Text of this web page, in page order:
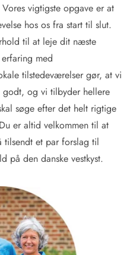
vigtigste opgave er at
hos os fra start til slut.
til at leje dit næste
med
tilstedeværelser gør, at vi
godt, og vi tilbyder hellere
søge efter det helt rigtige
er altid velkommen til at
tilsendt et par forslag til
på den danske vestkyst.